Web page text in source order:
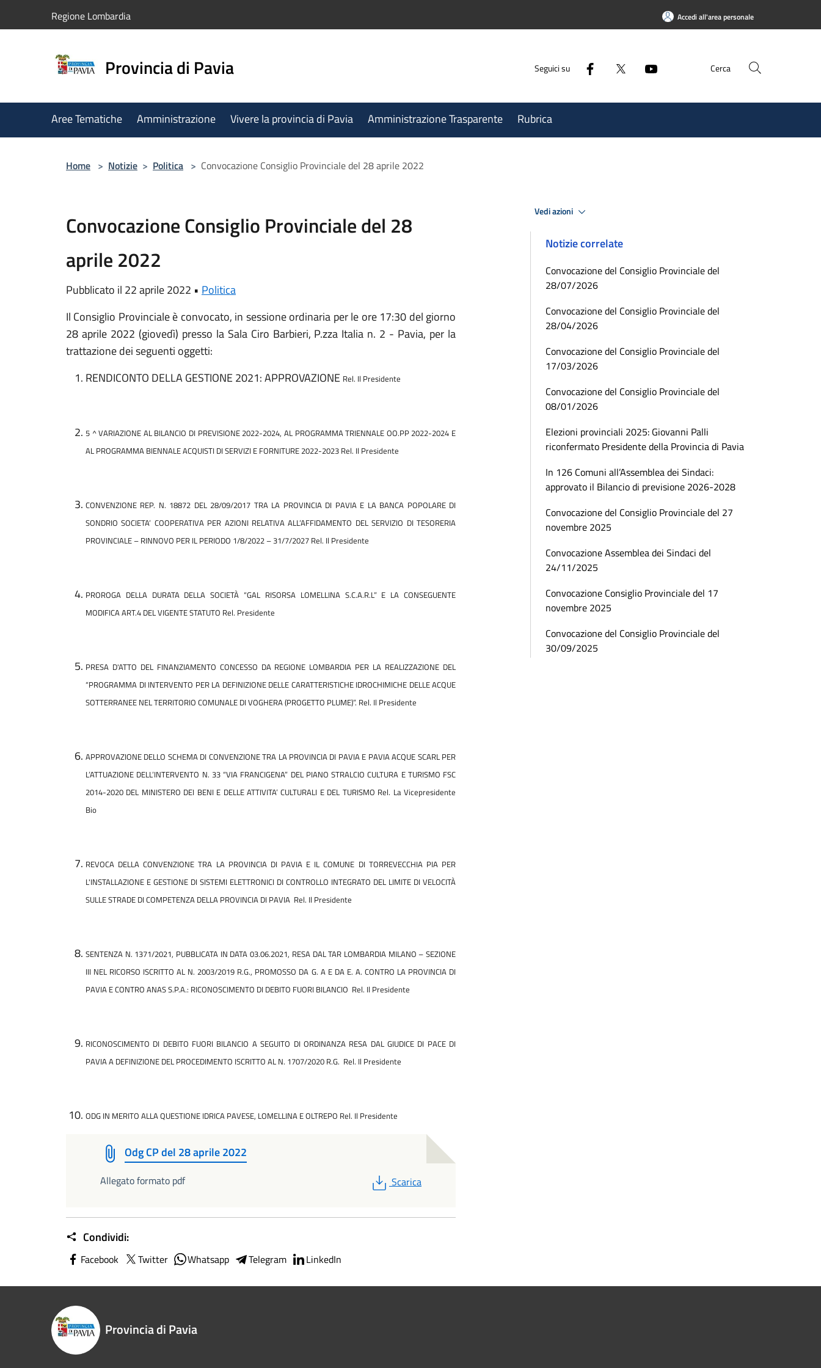
Regione Lombardia Accedi all'area personale
Provincia di Pavia Seguici su Cerca
Aree Tematiche Amministrazione Vivere la provincia di Pavia Amministrazione Trasparente Rubrica
Home > Notizie > Politica > Convocazione Consiglio Provinciale del 28 aprile 2022
Convocazione Consiglio Provinciale del 28
aprile 2022
Pubblicato il 22 aprile 2022 • Politica
Il Consiglio Provinciale è convocato, in sessione ordinaria per le ore 17:30 del giorno
28 aprile 2022 (giovedì) presso la Sala Ciro Barbieri, P.zza Italia n. 2 - Pavia, per la
trattazione dei seguenti oggetti:
RENDICONTO DELLA GESTIONE 2021: APPROVAZIONE Rel. Il Presidente
5 ^ VARIAZIONE AL BILANCIO DI PREVISIONE 2022-2024, AL PROGRAMMA TRIENNALE OO.PP 2022-2024 E
AL PROGRAMMA BIENNALE ACQUISTI DI SERVIZI E FORNITURE 2022-2023 Rel. Il Presidente
CONVENZIONE REP. N. 18872 DEL 28/09/2017 TRA LA PROVINCIA DI PAVIA E LA BANCA POPOLARE DI
SONDRIO SOCIETA’ COOPERATIVA PER AZIONI RELATIVA ALL’AFFIDAMENTO DEL SERVIZIO DI TESORERIA
PROVINCIALE – RINNOVO PER IL PERIODO 1/8/2022 – 31/7/2027 Rel. Il Presidente
PROROGA DELLA DURATA DELLA SOCIETÀ “GAL RISORSA LOMELLINA S.C.A.R.L” E LA CONSEGUENTE
MODIFICA ART.4 DEL VIGENTE STATUTO Rel. Presidente
PRESA D'ATTO DEL FINANZIAMENTO CONCESSO DA REGIONE LOMBARDIA PER LA REALIZZAZIONE DEL
“PROGRAMMA DI INTERVENTO PER LA DEFINIZIONE DELLE CARATTERISTICHE IDROCHIMICHE DELLE ACQUE
SOTTERRANEE NEL TERRITORIO COMUNALE DI VOGHERA (PROGETTO PLUME)”. Rel. Il Presidente
APPROVAZIONE DELLO SCHEMA DI CONVENZIONE TRA LA PROVINCIA DI PAVIA E PAVIA ACQUE SCARL PER
L’ATTUAZIONE DELL’INTERVENTO N. 33 “VIA FRANCIGENA” DEL PIANO STRALCIO CULTURA E TURISMO FSC
2014-2020 DEL MINISTERO DEI BENI E DELLE ATTIVITA’ CULTURALI E DEL TURISMO Rel. La Vicepresidente
Bio
REVOCA DELLA CONVENZIONE TRA LA PROVINCIA DI PAVIA E IL COMUNE DI TORREVECCHIA PIA PER
L'INSTALLAZIONE E GESTIONE DI SISTEMI ELETTRONICI DI CONTROLLO INTEGRATO DEL LIMITE DI VELOCITÀ
SULLE STRADE DI COMPETENZA DELLA PROVINCIA DI PAVIA Rel. Il Presidente
SENTENZA N. 1371/2021, PUBBLICATA IN DATA 03.06.2021, RESA DAL TAR LOMBARDIA MILANO – SEZIONE
III NEL RICORSO ISCRITTO AL N. 2003/2019 R.G., PROMOSSO DA G. A E DA E. A. CONTRO LA PROVINCIA DI
PAVIA E CONTRO ANAS S.P.A.: RICONOSCIMENTO DI DEBITO FUORI BILANCIO Rel. Il Presidente
RICONOSCIMENTO DI DEBITO FUORI BILANCIO A SEGUITO DI ORDINANZA RESA DAL GIUDICE DI PACE DI
PAVIA A DEFINIZIONE DEL PROCEDIMENTO ISCRITTO AL N. 1707/2020 R.G. Rel. Il Presidente
ODG IN MERITO ALLA QUESTIONE IDRICA PAVESE, LOMELLINA E OLTREPO Rel. Il Presidente
Odg CP del 28 aprile 2022
Allegato formato pdf PDF
Scarica
Condividi:
Facebook Twitter Whatsapp Telegram LinkedIn
Vedi azioni
Notizie correlate
Convocazione del Consiglio Provinciale del
28/07/2026
Convocazione del Consiglio Provinciale del
28/04/2026
Convocazione del Consiglio Provinciale del
17/03/2026
Convocazione del Consiglio Provinciale del
08/01/2026
Elezioni provinciali 2025: Giovanni Palli
riconfermato Presidente della Provincia di Pavia
In 126 Comuni all’Assemblea dei Sindaci:
approvato il Bilancio di previsione 2026-2028
Convocazione del Consiglio Provinciale del 27
novembre 2025
Convocazione Assemblea dei Sindaci del
24/11/2025
Convocazione Consiglio Provinciale del 17
novembre 2025
Convocazione del Consiglio Provinciale del
30/09/2025
Provincia di Pavia